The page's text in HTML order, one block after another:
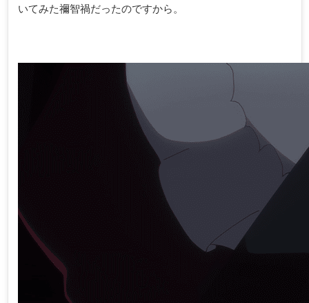
いてみた禰智禍だったのですから。